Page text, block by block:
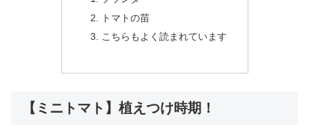
トマトの苗
こちらもよく読まれています
【ミニトマト】植えつけ時期！